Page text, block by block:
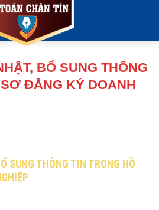
BỔ SUNG THÔNG
ĐĂNG KÝ DOANH
SUNG THÔNG TIN TRONG HỒ